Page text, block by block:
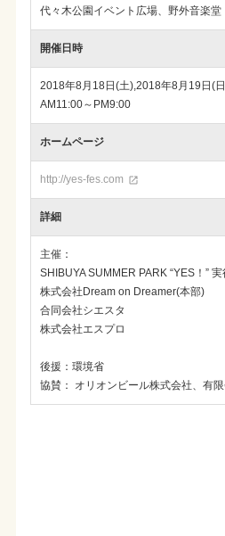
代々木公園イベント広場、野外音楽堂
開催日時
2018年8月18日(土),2018年8月19日(
AM11:00～PM9:00
ホームページ
http://yes-fes.com 
詳細
主催：
SHIBUYA SUMMER PARK “YES！”
株式会社Dream on Dreamer(本部)
合同会社シエスタ
株式会社エスプロ
後援：環境省
協賛： オリオンビール株式会社、有